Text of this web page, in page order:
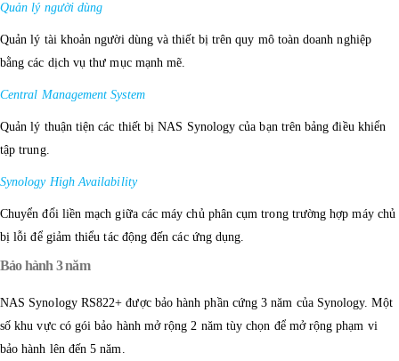
Quản lý người dùng
Quản lý tài khoản người dùng và thiết bị trên quy mô toàn doanh nghiệp
bằng các dịch vụ thư mục mạnh mẽ.
Central Management System
Quản lý thuận tiện các thiết bị NAS Synology của bạn trên bảng điều khiển
tập trung.
Synology High Availability
Chuyển đổi liền mạch giữa các máy chủ phân cụm trong trường hợp máy chủ
bị lỗi để giảm thiểu tác động đến các ứng dụng.
Bảo hành 3 năm
NAS Synology RS822+ được bảo hành phần cứng 3 năm của Synology. Một
số khu vực có gói bảo hành mở rộng 2 năm tùy chọn để mở rộng phạm vi
bảo hành lên đến 5 năm.